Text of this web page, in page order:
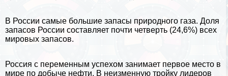
В России самые большие запасы природного газа. Доля
запасов России составляет почти четверть (24,6%) всех
мировых запасов.
Россия с переменным успехом занимает первое место в
мире по добыче нефти. В неизменную тройку лидеров